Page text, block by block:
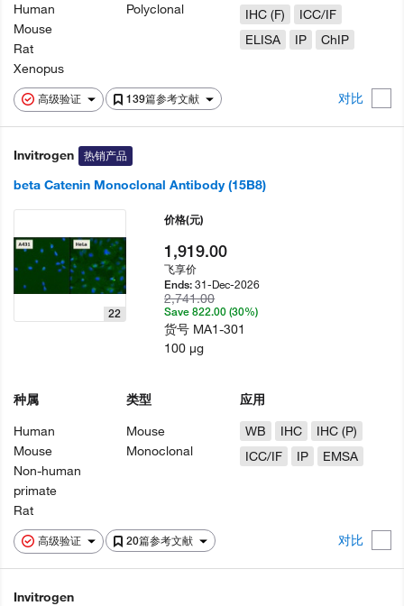
高级验证 139篇参考文献 对比
Human
Mouse
Rat
Xenopus
Polyclonal
IHC (F)
ICC/IF
ELISA
IP ChIP
Invitrogen 热销产品
beta Catenin Monoclonal Antibody (15B8)
高级验证 20篇参考文献 对比
22
种属
Human
Mouse
Non-human
primate
Rat
类型
Mouse
Monoclonal
应用
WB
IHC
IHC (P)
ICC/IF
IP EMSA
价格(元)
1,919.00
飞享价
Ends:31-Dec-2026
2,741.00
Save 822.00 (30%)
货号 MA1-301
100 µg
Invitrogen